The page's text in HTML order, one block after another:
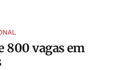
800 vagas em